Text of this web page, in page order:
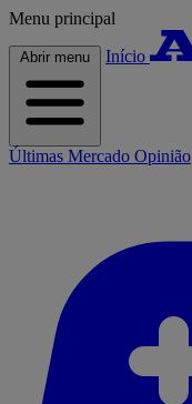
Menu principal
Abrir menu Início
Últimas Mercado Opinião